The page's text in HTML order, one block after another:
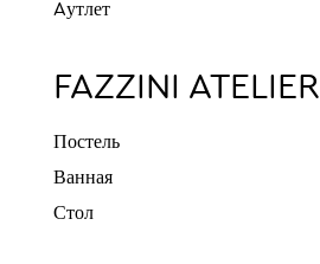
Aутлет
FAZZINI ATELIER
Постель
Ванная
Стол